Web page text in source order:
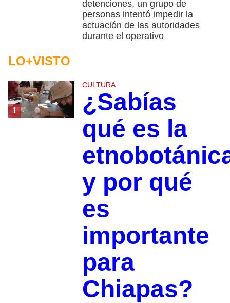
detenciones, un grupo de
personas intentó impedir la
actuación de las autoridades
durante el operativo
LO+VISTO
1
CULTURA
¿Sabías
qué es la
y por qué
es
importante
para
Chiapas?